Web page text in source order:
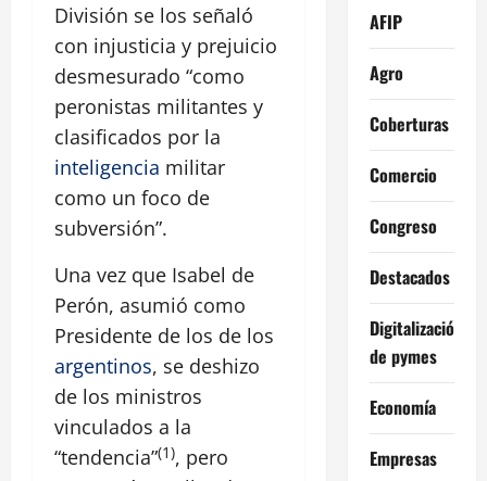
División se los señaló
con injusticia y prejuicio
desmesurado “como
peronistas militantes y
clasificados por la
inteligencia militar
como un foco de
subversión”.
Una vez que Isabel de
Perón, asumió como
Presidente de los de los
argentinos, se deshizo
de los ministros
vinculados a la
“tendencia”(1), pero
AFIP
Agro
Coberturas
Comercio
Congreso
Destacados
Digitalización
de pymes
Economía
Empresas